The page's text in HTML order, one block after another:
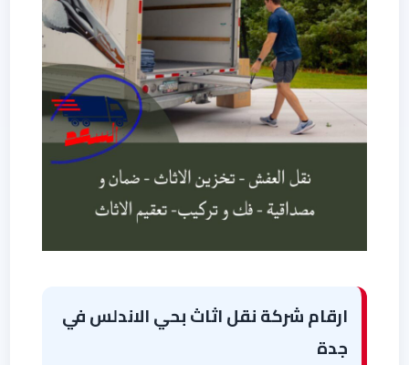
ارقام شركة نقل اثاث بحي الاندلس في
جدة